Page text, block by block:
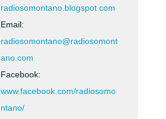
radiosomontano.blogspot.com
Email:
radiosomontano@radiosomont
ano.com
Facebook:
www.facebook.com/radiosomo
ntano/